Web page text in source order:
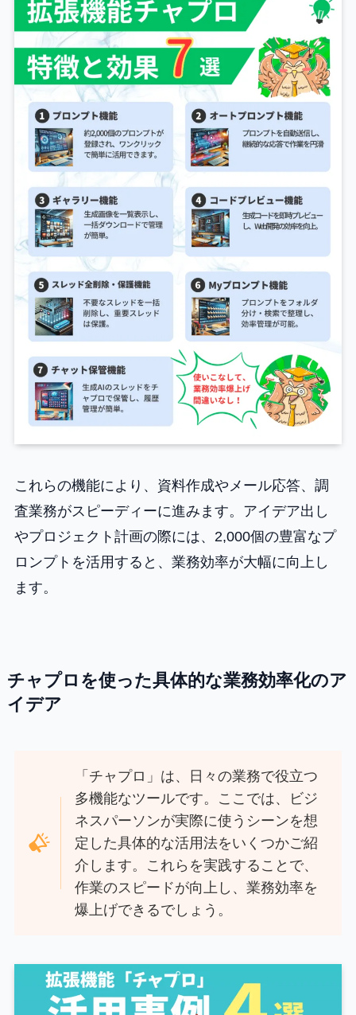
これらの機能により、資料作成やメール応答、調
査業務がスピーディーに進みます。アイデア出し
やプロジェクト計画の際には、2,000個の豊富なプ
ロンプトを活用すると、業務効率が大幅に向上し
ます。
チャプロを使った具体的な業務効率化のア
イデア
「チャプロ」は、日々の業務で役立つ
多機能なツールです。ここでは、ビジ
ネスパーソンが実際に使うシーンを想
定した具体的な活用法をいくつかご紹
介します。これらを実践することで、
作業のスピードが向上し、業務効率を
爆上げできるでしょう。